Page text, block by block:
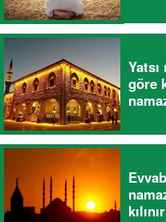
Yatsı
göre